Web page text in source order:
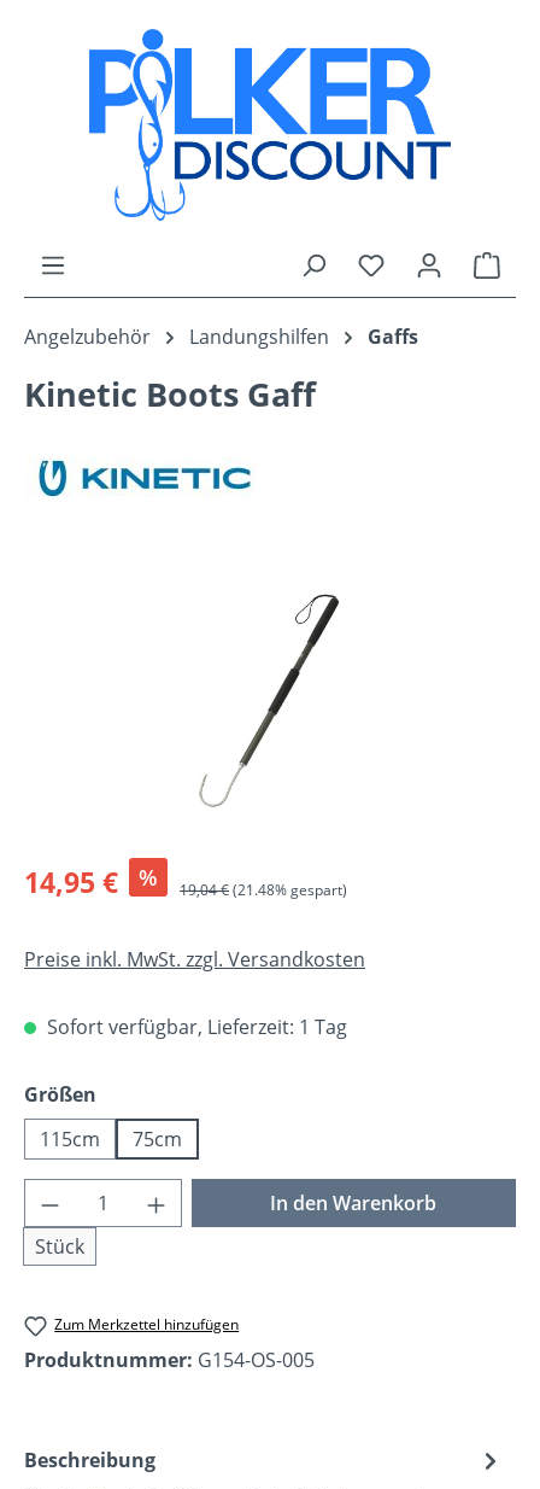
Zum Hauptinhalt springen
Du hast 0
Angelzubehör Landungshilfen Gaffs
Kinetic Boots Gaff
Verkaufspreis:
14,95 € % Regulärer Preis:
19,04 €(21.48% gespart)
Preise inkl. MwSt. zzgl. Versandkosten
Sofort verfügbar, Lieferzeit: 1 Tag
Größen
115cm
75cm
Produkt Anzahl: Gib den gewünschten
Stück
In den Warenkorb
Zum Merkzettel hinzufügen
Produktnummer: G154-OS-005
Beschreibung